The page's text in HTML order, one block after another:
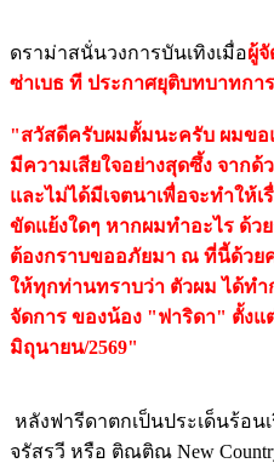
ดราม่าสนั่นวงการบันเทิงเมื่อผู้
ซ่าเบธ ที ประกาศยุติบทบาทก
"สวัสดีครับผมตั้มนะครับ ผมขอ
มีความเสียใจอย่างสุดซึ้ง จาก
และไม่ได้มีเจตนาเพื่อจะทำให้
ขัดแย้งใดๆ หากผมทำอะไร ด้ว
ต้องกราบขออภัยมา ณ ที่นี้ด้ว
ให้ทุกท่านทราบว่า ตัวผม ได้ท
จัดการ ของน้อง "ฟาริดา" ตั้งแ
มิถุนายน/2569"
หลังฟารีดาตกเป็นประเด็นร้อ
จรัสรวี หรือ ติณติณ New